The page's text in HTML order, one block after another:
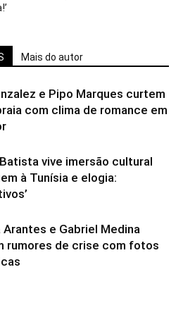
Mais do autor
e Pipo Marques curtem
com clima de romance em
vive imersão cultural
à Tunísia e elogia:
Arantes e Gabriel Medina
rumores de crise com fotos